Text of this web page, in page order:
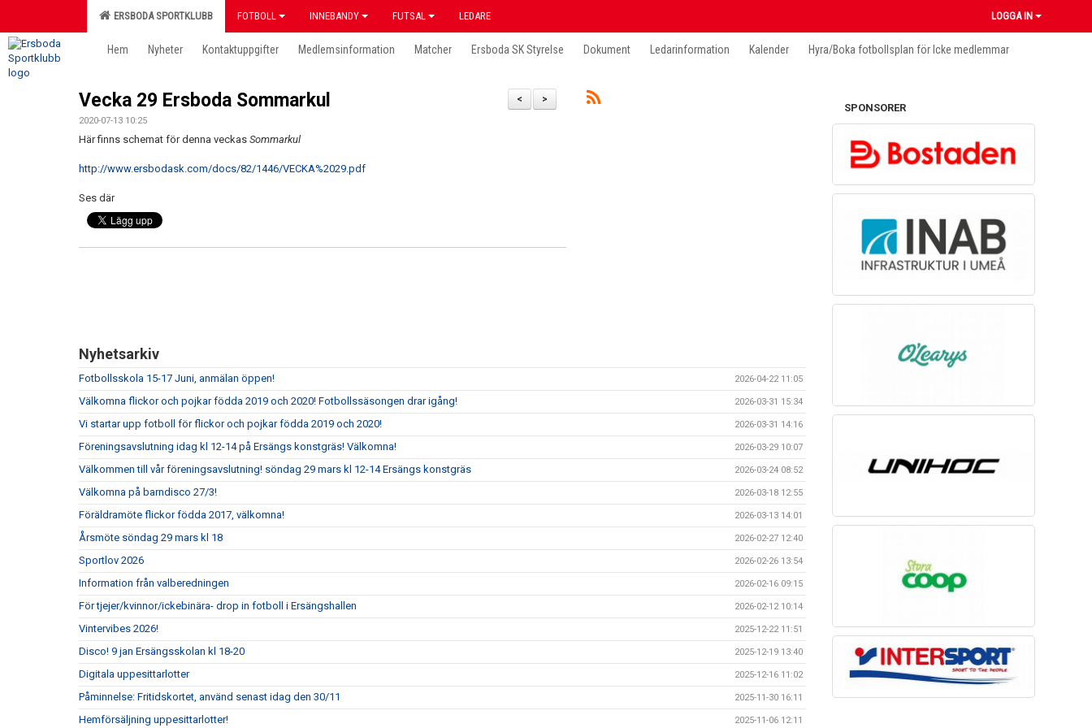
ERSBODA SPORTKLUBB FOTBOLL INNEBANDY FUTSAL LEDARE LOGGA IN
Hem Nyheter Kontaktuppgifter Medlemsinformation Matcher Ersboda SK Styrelse Dokument Ledarinformation Kalender Hyra/Boka fotbollsplan för Icke medlemmar
>
<
Vecka 29 Ersboda Sommarkul
2020-07-13 10:25
Här finns schemat för denna veckas Sommarkul
http://www.ersbodask.com/docs/82/1446/VECKA%2029.pdf
Ses där
Nyhetsarkiv
Fotbollsskola 15-17 Juni, anmälan öppen! 2026-04-22 11:05
Välkomna flickor och pojkar födda 2019 och 2020! Fotbollssäsongen drar igång! 2026-03-31 15:34
Vi startar upp fotboll för flickor och pojkar födda 2019 och 2020! 2026-03-31 14:16
Föreningsavslutning idag kl 12-14 på Ersängs konstgräs! Välkomna! 2026-03-29 10:07
Välkommen till vår föreningsavslutning! söndag 29 mars kl 12-14 Ersängs konstgräs 2026-03-24 08:52
Välkomna på barndisco 27/3! 2026-03-18 12:55
Föräldramöte flickor födda 2017, välkomna! 2026-03-13 14:01
Årsmöte söndag 29 mars kl 18 2026-02-27 12:40
Sportlov 2026 2026-02-26 13:54
Information från valberedningen 2026-02-16 09:15
För tjejer/kvinnor/ickebinära- drop in fotboll i Ersängshallen 2026-02-12 10:14
Vintervibes 2026! 2025-12-22 11:51
Disco! 9 jan Ersängsskolan kl 18-20 2025-12-19 13:40
Digitala uppesittarlotter 2025-12-16 11:02
Påminnelse: Fritidskortet, använd senast idag den 30/11 2025-11-30 16:11
Hemförsäljning uppesittarlotter! 2025-11-06 12:11
SPONSORER